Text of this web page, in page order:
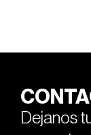
Dejanos